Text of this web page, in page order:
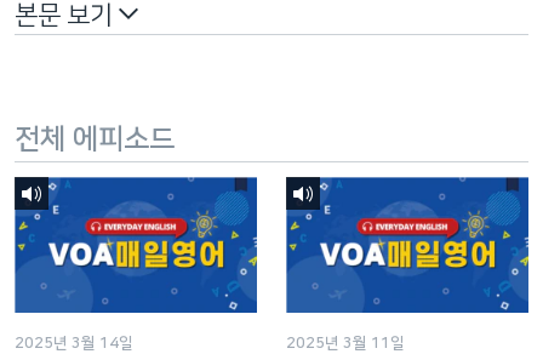
본문 보기
전체 에피소드
2025년 3월 14일 2025년 3월 11일